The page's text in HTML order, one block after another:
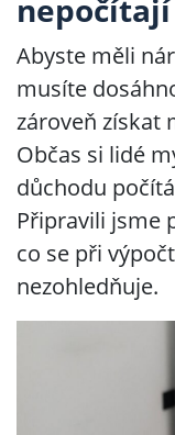
Abyste měli
musíte
zároveň získat
Občas si lidé
důchodu
Připravili jsme
co se při
nezohledňuje.